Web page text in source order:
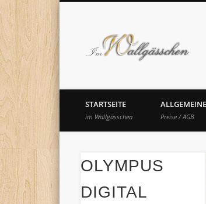
STARTSEITE
im Wallgässchen Preise / AGB
OLYMPUS
DIGITAL